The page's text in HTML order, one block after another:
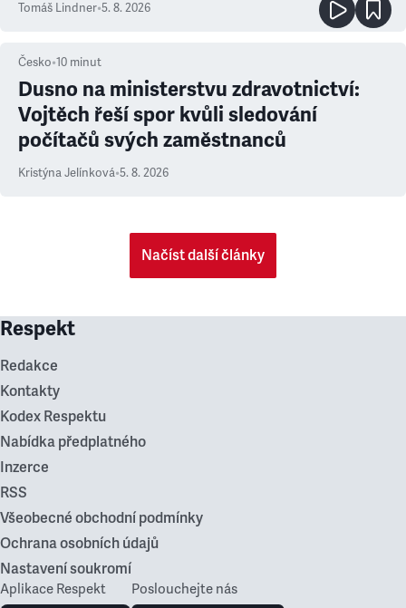
Tomáš Lindner•5. 8. 2026
Česko•10 minut
Dusno na ministerstvu zdravotnictví:
Vojtěch řeší spor kvůli sledování
počítačů svých zaměstnanců
Kristýna Jelínková•5. 8. 2026
Načíst další články
Respekt
Redakce
Kontakty
Kodex Respektu
Nabídka předplatného
Inzerce
RSS
Všeobecné obchodní podmínky
Ochrana osobních údajů
Nastavení soukromí
Aplikace Respekt Poslouchejte nás